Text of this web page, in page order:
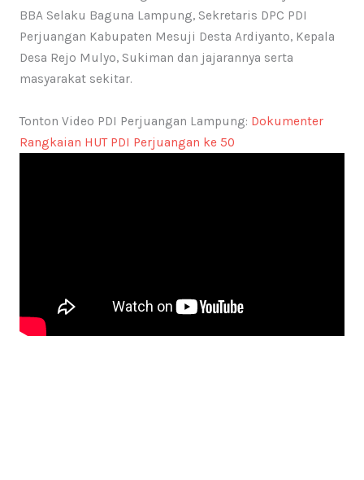
BBA Selaku Baguna Lampung, Sekretaris DPC PDI
Perjuangan Kabupaten Mesuji Desta Ardiyanto, Kepala
Desa Rejo Mulyo, Sukiman dan jajarannya serta
masyarakat sekitar.
Tonton Video PDI Perjuangan Lampung: Dokumenter
Rangkaian HUT PDI Perjuangan ke 50